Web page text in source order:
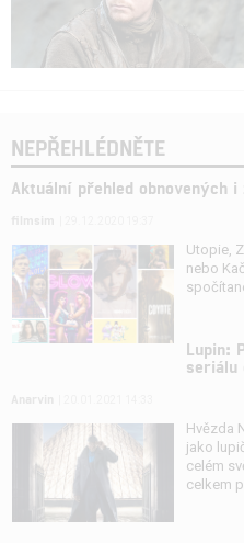
NEPŘEHLÉDNĚTE
Aktuální přehled obnovených
Utopie,
nebo
Lupin:
seriálu
Hvězda
jako
celém
celkem